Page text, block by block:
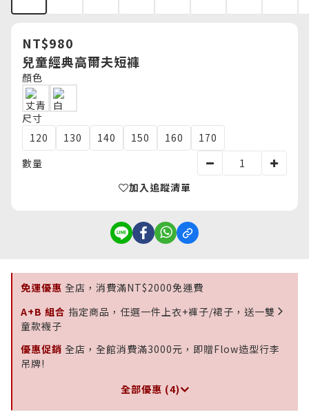
NT$980
兒童經典高爾夫短褲
顏色
尺寸
120
130 140 150 160
170
數量
加入追蹤清單
免運優惠 全店，消費滿NT$2000免運費
A+B 組合 指定商品，任選一件上衣+褲子/裙子，送一雙
童款襪子
優惠促銷 全店，全館消費滿3000元，即贈Flow造型行李
吊牌!
全部優惠 (4)